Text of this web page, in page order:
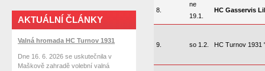
8.
ne
19.1.
HC Gasservis
9. so 1.2. HC Turnov 1931
AKTUÁLNÍ ČLÁNKY
Valná hromada HC Turnov 1931
Dne 16. 6. 2026 se uskutečnila v
Maškově zahradě volební valná